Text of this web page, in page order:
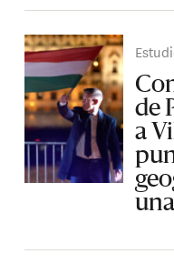
de
a